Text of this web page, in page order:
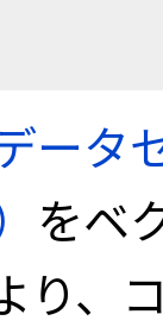
ータ
をベ
り、